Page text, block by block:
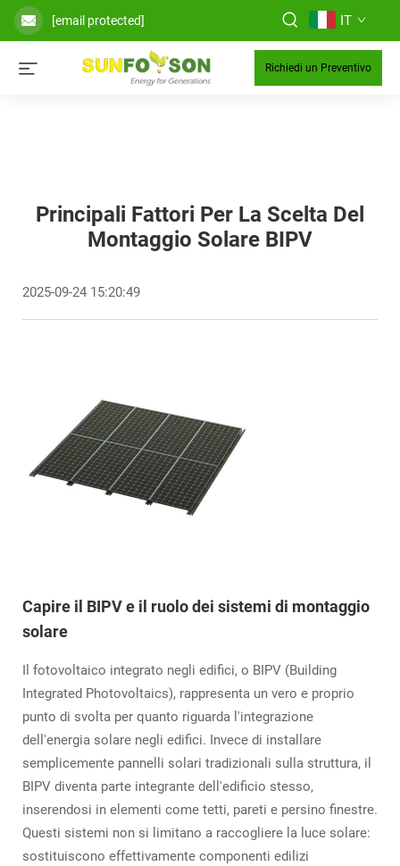
[email protected] IT
Richiedi un Preventivo
Principali Fattori Per La Scelta Del
Montaggio Solare BIPV
2025-09-24 15:20:49
Capire il BIPV e il ruolo dei sistemi di montaggio
solare
Il fotovoltaico integrato negli edifici, o BIPV (Building
Integrated Photovoltaics), rappresenta un vero e proprio
punto di svolta per quanto riguarda l'integrazione
dell'energia solare negli edifici. Invece di installare
semplicemente pannelli solari tradizionali sulla struttura, il
BIPV diventa parte integrante dell'edificio stesso,
inserendosi in elementi come tetti, pareti e persino finestre.
Questi sistemi non si limitano a raccogliere la luce solare:
sostituiscono effettivamente componenti edilizi